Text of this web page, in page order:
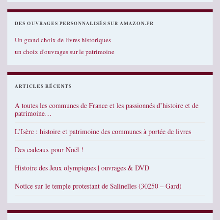
DES OUVRAGES PERSONNALISÉS SUR AMAZON.FR
Un grand choix de livres historiques
un choix d'ouvrages sur le patrimoine
ARTICLES RÉCENTS
A toutes les communes de France et les passionnés d’histoire et de
patrimoine…
L’Isère : histoire et patrimoine des communes à portée de livres
Des cadeaux pour Noël !
Histoire des Jeux olympiques | ouvrages & DVD
Notice sur le temple protestant de Salinelles (30250 – Gard)